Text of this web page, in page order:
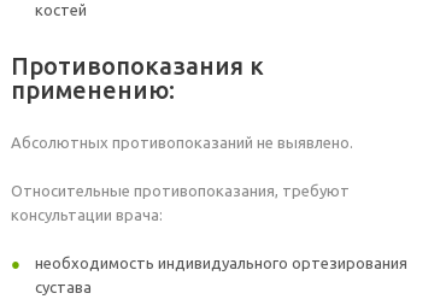
костей
Противопоказания к
применению:
Абсолютных противопоказаний не выявлено.
Относительные противопоказания, требуют
консультации врача:
необходимость индивидуального ортезирования
сустава